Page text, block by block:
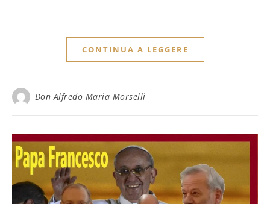
CONTINUA A LEGGERE
Don Alfredo Maria Morselli